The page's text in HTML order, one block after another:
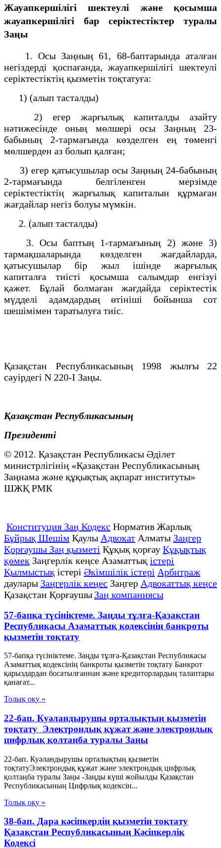
Жауапкершілігі шектеулі және қосымша
жауапкершілігі бар серіктестіктер туралы
Заңы
1. Осы Заңның 61, 68-баптарында аталған
негіздерді қоспағанда, жауапкершілігі шектеулі
серіктестіктің қызметін тоқтатуға:
1) (алып тасталды)
2) егер жарғылық капиталды азайту
нәтижесінде оның мөлшері осы Заңның 23-
бабының 2-тармағында көзделген ең төменгі
мөлшерден аз болып қалған;
3) егер қатысушылар осы Заңның 24-бабының
2-тармағында белгіленген мерзімде
серіктестіктің жарғылық капиталын құрмаған
жағдайлар негіз болуы мүмкін.
2. (алып тасталды)
3. Осы баптың 1-тармағының 2) және 3)
тармақшаларында көзделген жағдайларда,
қатысушылар бір жыл ішінде жарғылық
капиталға тиісті қосымша салымдар енгізуі
қажет. Бұлай болмаған жағдайда серіктестік
мүдделі адамдардың өтініші бойынша сот
шешімімен таратылуға тиіс.
Қазақстан Республикасының 1998 жылғы 22
сәуірдегі N 220-І Заңы.
Қазақстан Республикасының
Президенті
© 2012. Қазақстан Республикасы Әділет
министрлігінің «Қазақстан Республикасының
Заңнама және құқықтық ақпарат институты»
ШЖҚ РМК
Конституция Заң Кодекс Норматив Жарлық
Бұйрық Шешім Қаулы Адвокат Алматы Заңгер
Қорғаушы Заң қызметі Құқық қорғау Құқықтық
қөмек Заңгерлік кеңсе Азаматтық істері
Қылмыстық істері Әкімшілік істері Арбитраж
даулары Заңгерлік кеңес Заңгер Адвокаттық кеңсе
Қазақстан Қорғаушы Заң компаниясы
57-бапқа түсініктеме. Заңды тұлға-Қазақстан
Республикасы Азаматтық кодексінің банкроты
қызметін тоқтату
57-бапқа түсініктеме. Заңды тұлға-Қазақстан Республикасы
Азаматтық кодексінің банкроты қызметін тоқтату Банкрот
қарыздардан босатылғаннан және кредиторлардың талаптары
қанағат...
Толық оқу »
22-бап. Куәландырушы орталықтың қызметiн
тоқтату Электрондық құжат және электрондық
цифрлық қолтаңба туралы Заңы
22-бап. Куәландырушы орталықтың қызметiн
тоқтатуЭлектрондық құжат және электрондық цифрлық
қолтаңба туралы Заңы -Заңды күші жойылды Қазақстан
Республикасының Цифрлық кодексін...
Толық оқу »
38-бап. Дара кәсiпкердің қызметiн тоқтату
Қазақстан Республикасының Кәсіпкерлік
Кодексі